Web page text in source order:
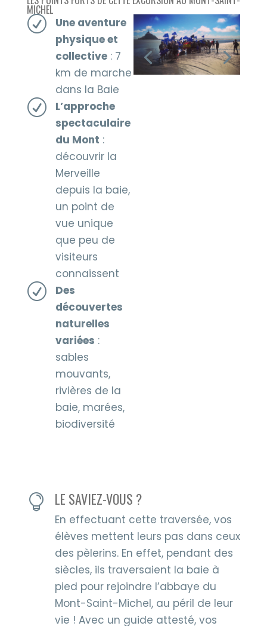
MICHEL
R
Une aventure
physique et
collective: 7
km de marche
dans la Baie
R
L’approche
spectaculaire
du Mont :
découvrir la
Merveille
depuis la baie,
un point de
vue unique
que peu de
visiteurs
connaissent
R
Des
découvertes
naturelles
variées :
sables
mouvants,
rivières de la
baie, marées,
biodiversité
 LE SAVIEZ-VOUS ?
En effectuant cette traversée, vos
élèves mettent leurs pas dans ceux
des pèlerins. En effet, pendant des
siècles, ils traversaient la baie à
pied pour rejoindre l’abbaye du
Mont-Saint-Michel, au péril de leur
vie ! Avec un guide attesté, vos